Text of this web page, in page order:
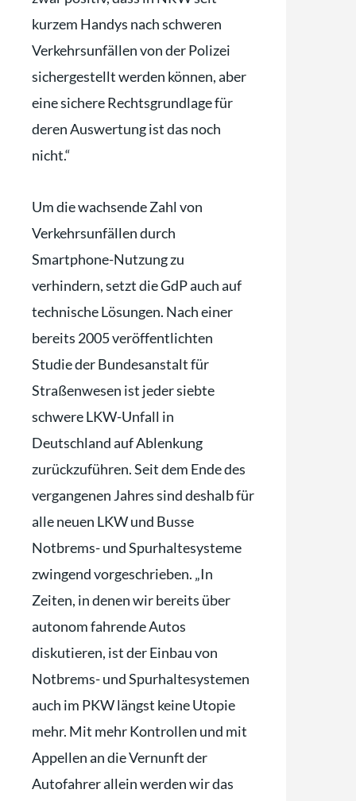
kurzem Handys nach schweren
Verkehrsunfällen von der Polizei
sichergestellt werden können, aber
eine sichere Rechtsgrundlage für
deren Auswertung ist das noch
nicht.“
Um die wachsende Zahl von
Verkehrsunfällen durch
Smartphone-Nutzung zu
verhindern, setzt die GdP auch auf
technische Lösungen. Nach einer
bereits 2005 veröffentlichten
Studie der Bundesanstalt für
Straßenwesen ist jeder siebte
schwere LKW-Unfall in
Deutschland auf Ablenkung
zurückzuführen. Seit dem Ende des
vergangenen Jahres sind deshalb für
alle neuen LKW und Busse
Notbrems- und Spurhaltesysteme
zwingend vorgeschrieben. „In
Zeiten, in denen wir bereits über
autonom fahrende Autos
diskutieren, ist der Einbau von
Notbrems- und Spurhaltesystemen
auch im PKW längst keine Utopie
mehr. Mit mehr Kontrollen und mit
Appellen an die Vernunft der
Autofahrer allein werden wir das